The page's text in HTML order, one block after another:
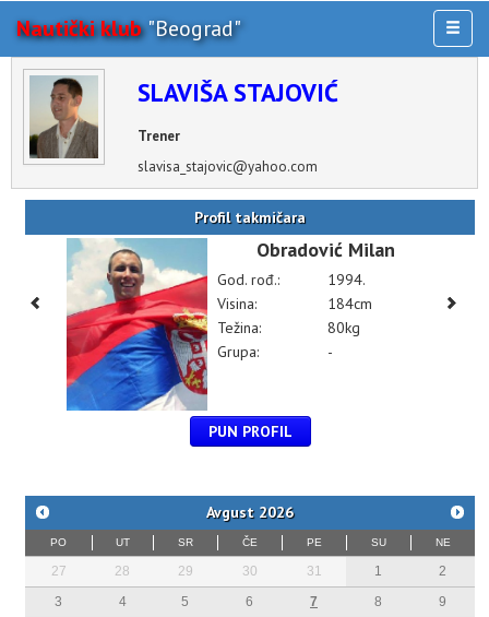
Nautički klub"Beograd"
AKTIVNOSTI
MULTIMEDIJA
OSTALO
SLAVIŠA STAJOVIĆ
Trener
slavisa_stajovic@yahoo.com
Profil takmičara
Obradović Milan
God. rođ.:
1994.
Visina:
184cm
Težina:
80kg
Grupa:
-
PUN PROFIL
Avgust 2026
PO UT SR ČE PE SU NE
27 28 29 30 31 1
2
3
4 5 6 7 8
9